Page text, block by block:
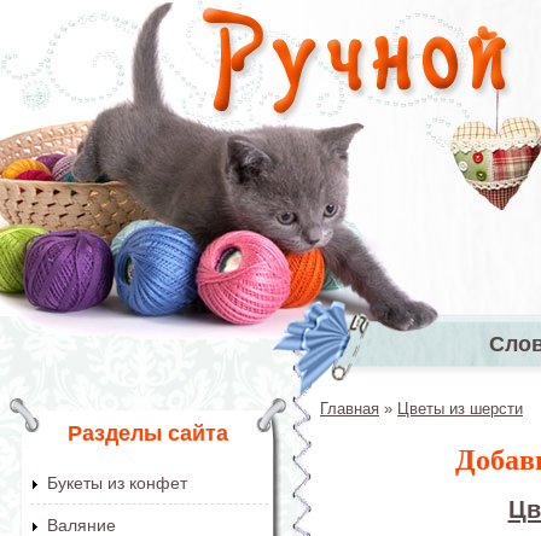
Перейти к основному содержанию
Главное
Разделы сайта
Букеты из конфет
Валяние
Главная » Цветы из шерсти